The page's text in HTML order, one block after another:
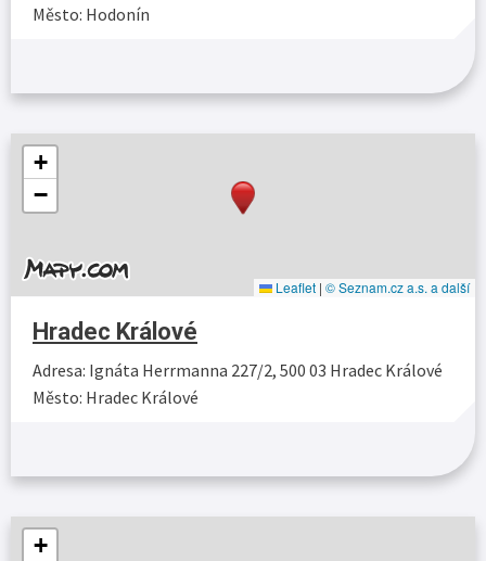
Město: Hodonín
+
−
Leaflet | © Seznam.cz a.s. a další
Hradec Králové
Adresa: Ignáta Herrmanna 227/2, 500 03 Hradec Králové
Město: Hradec Králové
+